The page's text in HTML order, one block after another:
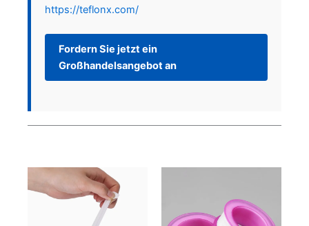
https://teflonx.com/
Fordern Sie jetzt ein
Großhandelsangebot an